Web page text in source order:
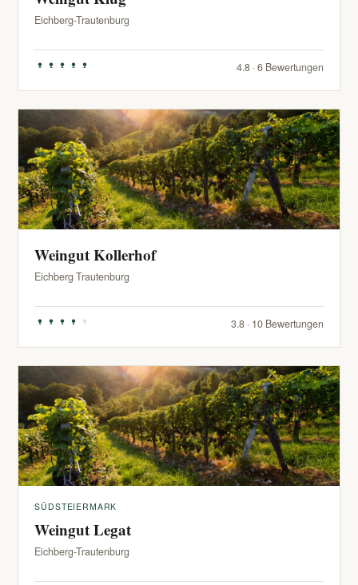
Eichberg-Trautenburg
4.8 · 6 Bewertungen
Weingut Kollerhof
Eichberg Trautenburg
3.8 · 10 Bewertungen
SÜDSTEIERMARK
Weingut Legat
Eichberg-Trautenburg